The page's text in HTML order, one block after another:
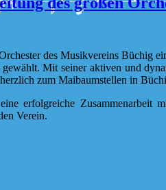
des Musikvereins Büchig
Mit seiner aktiven und
zum Maibaumstellen in
erfolgreiche Zusammenarbeit
Verein.